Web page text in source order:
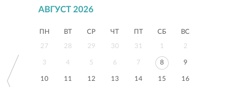
АВГУСТ 2026
ПН ВТ СР ЧТ ПТ СБ ВС
27 28 29 30 31 1 2
3 4 5 6 7 8 9
10 11 12 13 14 15 16